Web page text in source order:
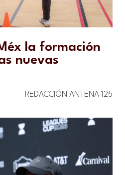
la formación
nuevas
REDACCIÓN ANTENA 125